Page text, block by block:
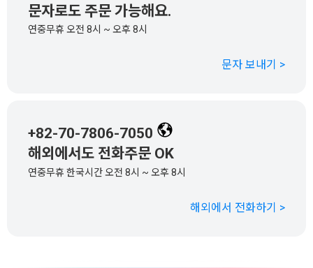
문자로도 주문 가능해요.
연중무휴 오전 8시 ~ 오후 8시
문자 보내기 >
+82-70-7806-7050
해외에서도 전화주문 OK
연중무휴 한국시간 오전 8시 ~ 오후 8시
해외에서 전화하기 >